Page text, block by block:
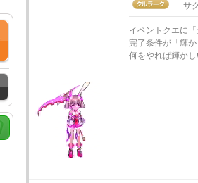
サ
イベントクエに
完了条件が「輝
何をやれば輝か